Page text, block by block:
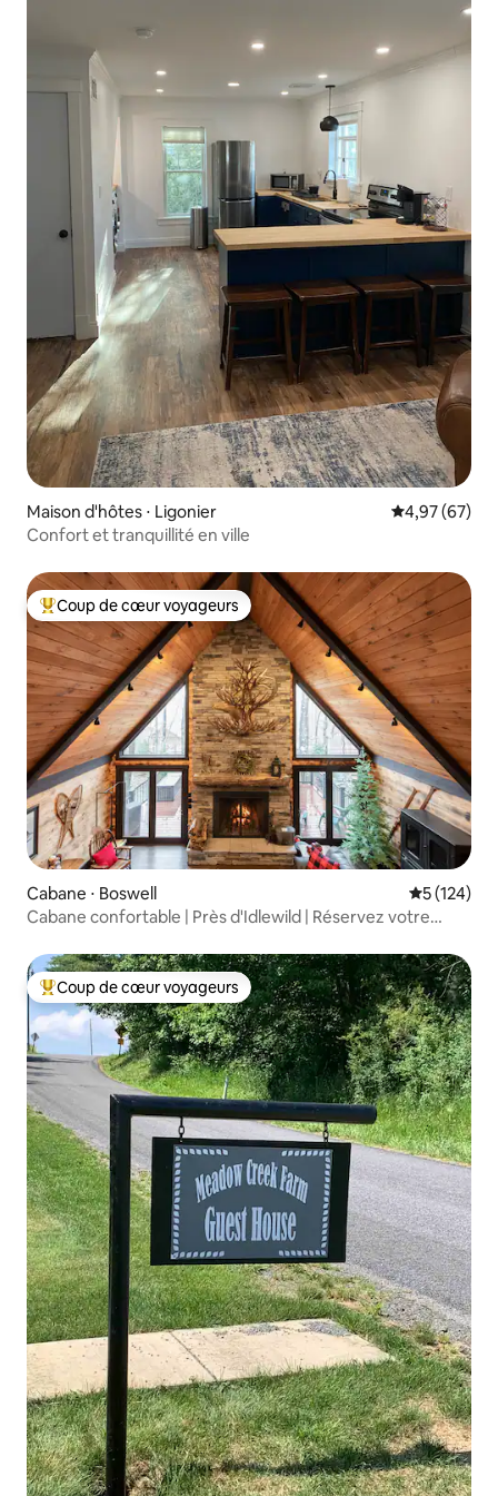
Maison d'hôtes ⋅ Ligonier Évaluation
4,97 (67)
Confort et tranquillité en ville
Coups de cœur voyageurs les plus appréciés
Coup de cœur voyageurs
Cabane ⋅ Boswell Évaluation
5 (124)
Cabane confortable | Près d'Idlewild | Réservez votre
Coups de cœur voyageurs les plus appréciés
Coup de cœur voyageurs